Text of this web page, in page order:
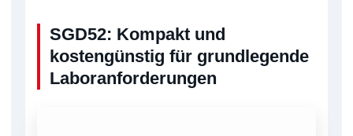
SGD52: Kompakt und
kostengünstig für grundlegende
Laboranforderungen